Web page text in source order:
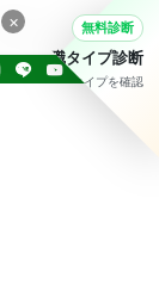
× 無料診断
転職タイプ診断
30問でタイプを確認